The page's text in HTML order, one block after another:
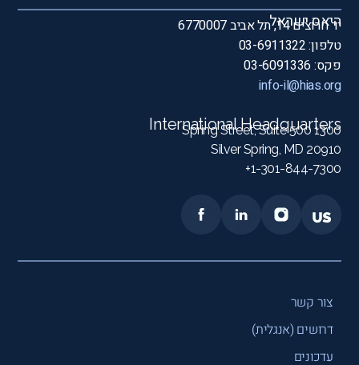
היאס ישראל
יד חרוצים 14, תל אביב 6770007
טלפון: 03-6911322
פקס: 03-6091336
info-il@hias.org
International Headquarters
1300 Spring Street, Suite 500
Silver Spring, MD 20910
1-301-844-7300+
צור קשר
דרושים (אנגלית)
עדכונים